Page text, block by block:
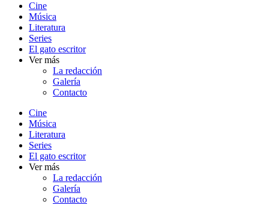
Cine
Música
Literatura
Series
El gato escritor
Ver más
La redacción
Galería
Contacto
Cine
Música
Literatura
Series
El gato escritor
Ver más
La redacción
Galería
Contacto